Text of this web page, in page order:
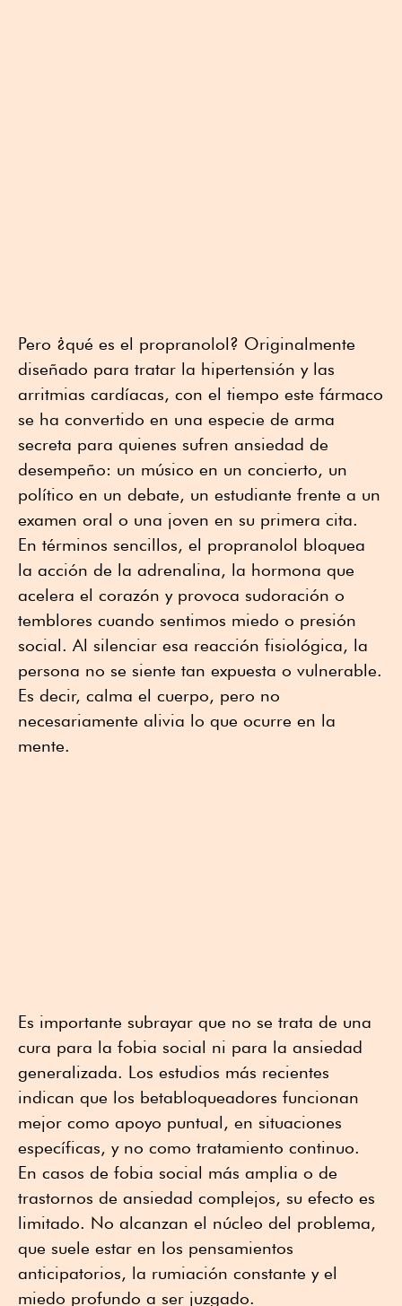
Pero ¿qué es el propranolol? Originalmente
diseñado para tratar la hipertensión y las
arritmias cardíacas, con el tiempo este fármaco
se ha convertido en una especie de arma
secreta para quienes sufren ansiedad de
desempeño: un músico en un concierto, un
político en un debate, un estudiante frente a un
examen oral o una joven en su primera cita.
En términos sencillos, el propranolol bloquea
la acción de la adrenalina, la hormona que
acelera el corazón y provoca sudoración o
temblores cuando sentimos miedo o presión
social. Al silenciar esa reacción fisiológica, la
persona no se siente tan expuesta o vulnerable.
Es decir, calma el cuerpo, pero no
necesariamente alivia lo que ocurre en la
mente.
Es importante subrayar que no se trata de una
cura para la fobia social ni para la ansiedad
generalizada. Los estudios más recientes
indican que los betabloqueadores funcionan
mejor como apoyo puntual, en situaciones
específicas, y no como tratamiento continuo.
En casos de fobia social más amplia o de
trastornos de ansiedad complejos, su efecto es
limitado. No alcanzan el núcleo del problema,
que suele estar en los pensamientos
anticipatorios, la rumiación constante y el
miedo profundo a ser juzgado.